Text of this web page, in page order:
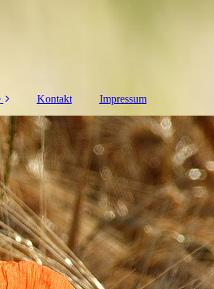
Kontakt Impressum